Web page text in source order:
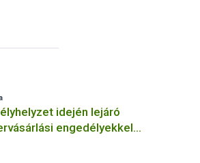
idején lejáró
engedélyekkel